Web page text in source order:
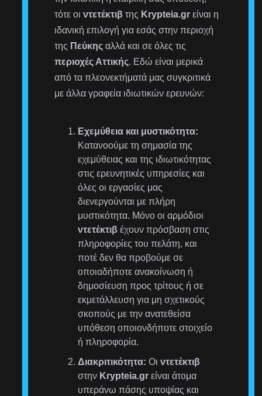
τότε οιντετέκτιβ της Krypteia.gr είναι η
ιδανική επιλογή για εσάς στην περιοχή
της Πεύκης αλλά και σε όλες τις
περιοχές Αττικής. Εδώ είναι μερικά
από τα πλεονεκτήματά μας συγκριτικά
με άλλα γραφεία ιδιωτικών ερευνών:
Εχεμύθεια και μυστικότητα:
Κατανοούμε τη σημασία της
εχεμύθειας και της ιδιωτικότητας
στις ερευνητικές υπηρεσίες και
όλες οι εργασίες μας
διενεργούνται με πλήρη
μυστικότητα. Μόνο οι αρμόδιοι
ντετέκτιβ έχουν πρόσβαση στις
πληροφορίες του πελάτη, και
ποτέ δεν θα προβούμε σε
οποιαδήποτε ανακοίνωση ή
δημοσίευση προς τρίτους ή σε
εκμετάλλευση για μη σχετικούς
σκοπούς με την ανατεθείσα
υπόθεση οποιονδήποτε στοιχείο
ή πληροφορία.
Διακριτικότητα: Οιντετέκτιβ
στην Krypteia.gr είναι άτομα
υπεράνω πάσης υποψίας και